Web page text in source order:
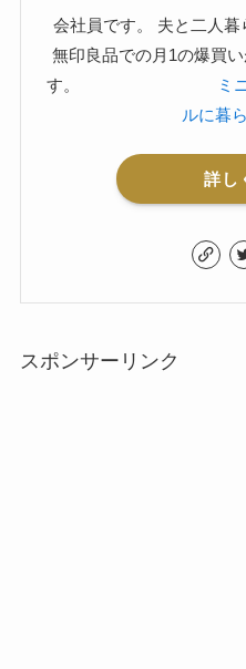
会社員です。 夫と二人
無印良品での月1の爆買
す。
ミ
ルに暮
詳し
スポンサーリンク